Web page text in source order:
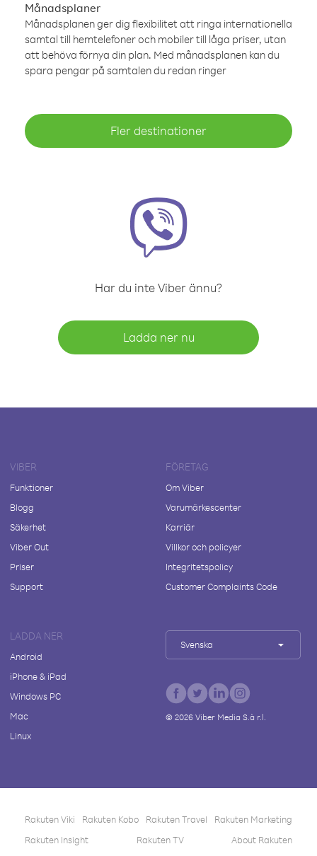
Månadsplaner
Månadsplanen ger dig flexibilitet att ringa internationella
samtal till hemtelefoner och mobiler till låga priser, utan
att behöva förnya din plan. Med månadsplanen kan du
spara pengar på samtalen du redan ringer
Fler destinationer
Har du inte Viber ännu?
Ladda ner nu
VIBER
Funktioner
Blogg
Säkerhet
Viber Out
Priser
Support
FÖRETAG
Om Viber
Varumärkescenter
Karriär
Villkor och policyer
Integritetspolicy
Customer Complaints Code
LADDA NER
Android
iPhone & iPad
Windows PC
Mac
Linux
Svenska
© 2026Viber Media S.à r.l.
Rakuten Viki Rakuten Kobo Rakuten Travel
Rakuten Marketing
Rakuten Insight
Rakuten TV About Rakuten